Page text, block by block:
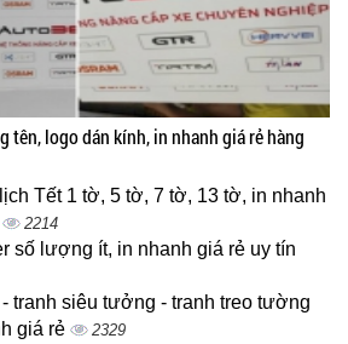
tên, logo dán kính, in nhanh giá rẻ hàng
Tết 1 tờ, 5 tờ, 7 tờ, 13 tờ, in nhanh
2214
số lượng ít, in nhanh giá rẻ uy tín
- tranh siêu tưởng - tranh treo tường
giá rẻ
2329